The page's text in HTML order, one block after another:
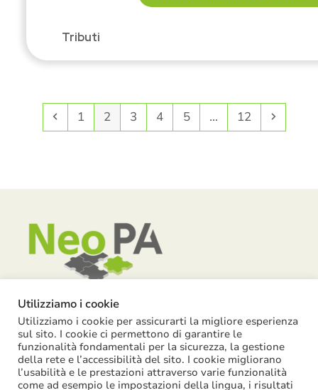
Tributi
Precedente
Pagina
1 Pagina
2 Pagina
3 Pagina
4 Pagina
5 … Pagina
12
Piazza Garibaldi, 55 – 15121 Alessandria
info@neopa.it
info@pec.neopa.it
Utilizziamo i cookie
Utilizziamo i cookie per assicurarti la migliore esperienza
sul sito. I cookie ci permettono di garantire le
funzionalità fondamentali per la sicurezza, la gestione
della rete e l’accessibilità del sito. I cookie migliorano
l’usabilità e le prestazioni attraverso varie funzionalità
come ad esempio le impostazioni della lingua, i risultati